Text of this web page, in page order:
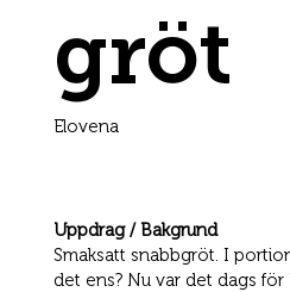
Elovena
gröt
Uppdrag / Bakgrund
Smaksatt snabbgröt. I
det ens? Nu var det dags för